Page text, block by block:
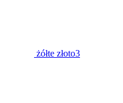
żółte złoto3